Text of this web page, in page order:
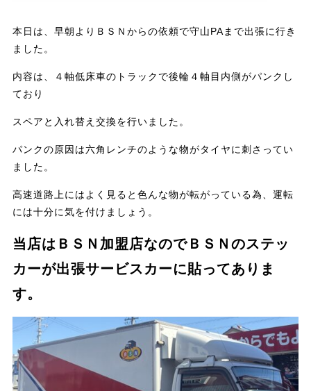
本日は、早朝よりＢＳＮからの依頼で守山PAまで出張に行き
ました。
内容は、４軸低床車のトラックで後輪４軸目内側がパンクし
ており
スペアと入れ替え交換を行いました。
パンクの原因は六角レンチのような物がタイヤに刺さってい
ました。
高速道路上にはよく見ると色んな物が転がっている為、運転
には十分に気を付けましょう。
当店はＢＳＮ加盟店なのでＢＳＮのステッ
カーが出張サービスカーに貼ってありま
す。